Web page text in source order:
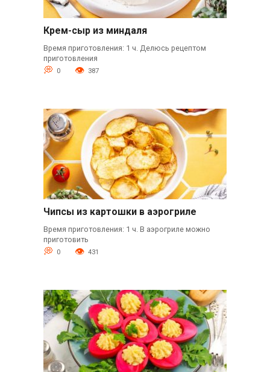
Крем-сыр из миндаля
Время приготовления: 1 ч. Делюсь рецептом
приготовления
0 387
Чипсы из картошки в аэрогриле
Время приготовления: 1 ч. В аэрогриле можно
приготовить
0 431